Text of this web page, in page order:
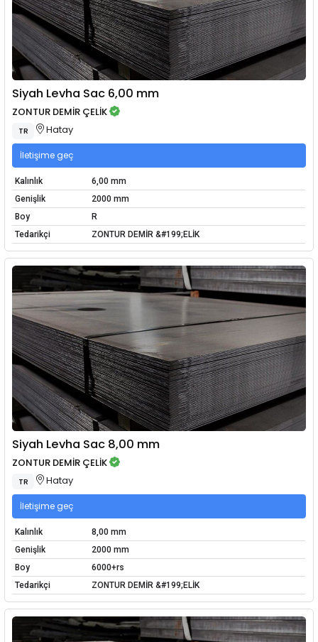
Siyah Levha Sac 6,00 mm
ZONTUR DEMİR ÇELİK
TR Hatay
İletişime geç
Kalınlık
6,00 mm
Genişlik
2000 mm
Boy
R
Tedarikçi
ZONTUR DEMİR &#199;ELİK
Siyah Levha Sac 8,00 mm
ZONTUR DEMİR ÇELİK
TR Hatay
İletişime geç
Kalınlık
8,00 mm
Genişlik
2000 mm
Boy
6000+rs
Tedarikçi
ZONTUR DEMİR &#199;ELİK